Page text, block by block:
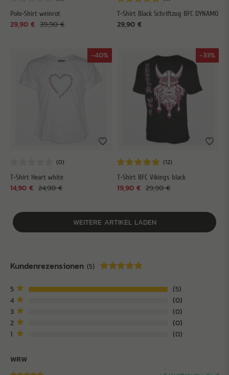
Polo-Shirt weinrot
39,90 €
29,90 €
T-Shirt Black Schriftzug BFC DYNAMO
29,90 €
-40%
T-Shirt Heart white
24,90 €
14,90 €
-33%
T-Shirt BFC Vikings black
29,90 €
19,90 €
WEITERE ARTIKEL LADEN
Kundenrezensionen (5)
5
5
4
0
3
0
2
0
1
0
WRW